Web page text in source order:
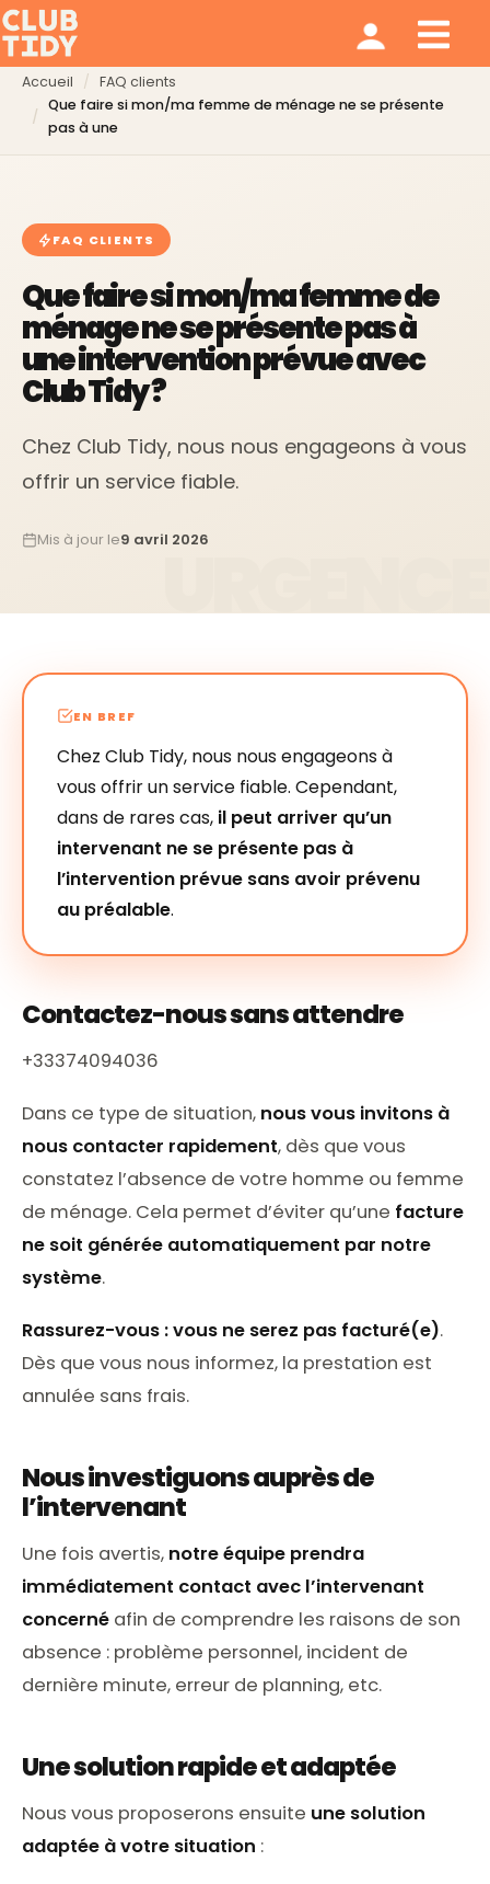
Accueil
FAQ clients
Que faire si mon/ma femme de ménage ne se présente
pas à une
FAQ CLIENTS
Que faire si mon/ma femme de
ménage ne se présente pas à
une intervention prévue avec
Club Tidy ?
Chez Club Tidy, nous nous engageons à vous
offrir un service fiable.
Mis à jour le9 avril 2026
EN BREF
Chez Club Tidy, nous nous engageons à
vous offrir un service fiable. Cependant,
dans de rares cas, il peut arriver qu’un
intervenant ne se présente pas à
l’intervention prévue sans avoir prévenu
au préalable.
Contactez-nous sans attendre
+33374094036
Dans ce type de situation, nous vous invitons à
nous contacter rapidement, dès que vous
constatez l’absence de votre homme ou femme
de ménage. Cela permet d’éviter qu’une facture
ne soit générée automatiquement par notre
système.
Rassurez-vous : vous ne serez pas facturé(e).
Dès que vous nous informez, la prestation est
annulée sans frais.
Nous investiguons auprès de
l’intervenant
Une fois avertis, notre équipe prendra
immédiatement contact avec l’intervenant
concerné afin de comprendre les raisons de son
absence : problème personnel, incident de
dernière minute, erreur de planning, etc.
Une solution rapide et adaptée
Nous vous proposerons ensuite une solution
adaptée à votre situation :